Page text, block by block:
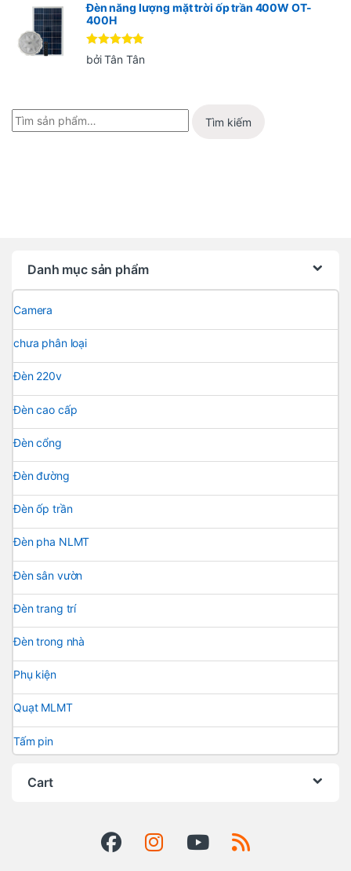
Đèn năng lượng mặt trời ốp trần 400W OT-
400H
Được xếp
hạng 55
bởi Tân Tân
Tìm kiếm
Danh mục sản phẩm
Camera
chưa phân loại
Đèn 220v
Đèn cao cấp
Đèn cổng
Đèn đường
Đèn ốp trần
Đèn pha NLMT
Đèn sân vườn
Đèn trang trí
Đèn trong nhà
Phụ kiện
Quạt MLMT
Tấm pin
Cart